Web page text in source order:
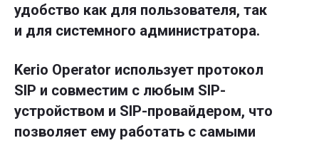
удобство как для пользователя, так
и для системного администратора.
Kerio Operator использует протокол
SIP и совместим с любым SIP-
устройством и SIP-провайдером, что
позволяет ему работать с самыми